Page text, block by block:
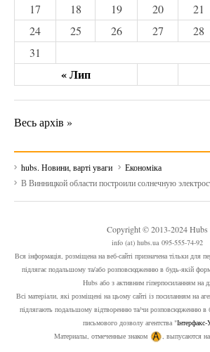
« Лип
17
18 19 20 21
24
25 26 27 28
31
Весь архів »
hubs. Новини, варті уваги
Економіка
В Винницкой области построили солнечную
Copyright © 2013-2024 Hubs
info (at) hubs.ua 095-555-74-92
Вся інформація, розміщена на веб-сайті призначена тільки для
підлягає подальшому та/або розповсюдженню в будь-якій
Hubs або з активним гіперпосиланням на
Всі матеріали, які розміщені на цьому сайті із посиланням на
підлягають подальшому відтворенню та/чи розповсюдженню в
письмового дозволу агентства "Інтерфакс-
Материалы, отмеченные знаком
, выпусаются